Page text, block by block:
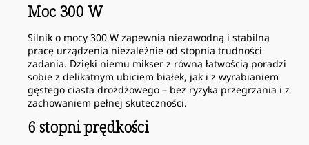
Moc 300 W
Silnik o mocy 300 W zapewnia niezawodną i stabilną
pracę urządzenia niezależnie od stopnia trudności
zadania. Dzięki niemu mikser z równą łatwością poradzi
sobie z delikatnym ubiciem białek, jak i z wyrabianiem
gęstego ciasta drożdżowego – bez ryzyka przegrzania i z
zachowaniem pełnej skuteczności.
6 stopni prędkości